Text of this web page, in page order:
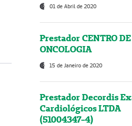
01 de Abril de 2020
Prestador CENTRO DE
ONCOLOGIA
15 de Janeiro de 2020
Prestador Decordis
Cardiológicos LTDA
(51004347-4)